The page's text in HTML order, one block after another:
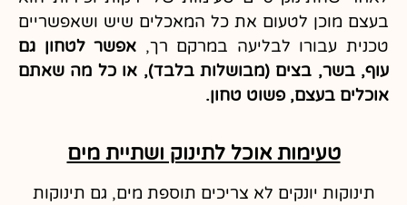
בעצם מוכן לטעום את כל המאכלים שיש ושאפשריים
טכנית עבורו לבליעה במרקם רך, אפשר לטחון גם
עוף, בשר, בצים (מבושלות בלבד), או כל מה שאתם
אוכלים בעצם, פשוט טחון.
טעימות אוכל לתינוק ושתיית מים
תינוקות יונקים לא צריכים תוספת מים, גם תינוקות